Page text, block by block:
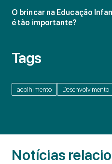
O brincar na Educação
é tão importante?
Tags
acolhimento Desenvolvimento
Notícias